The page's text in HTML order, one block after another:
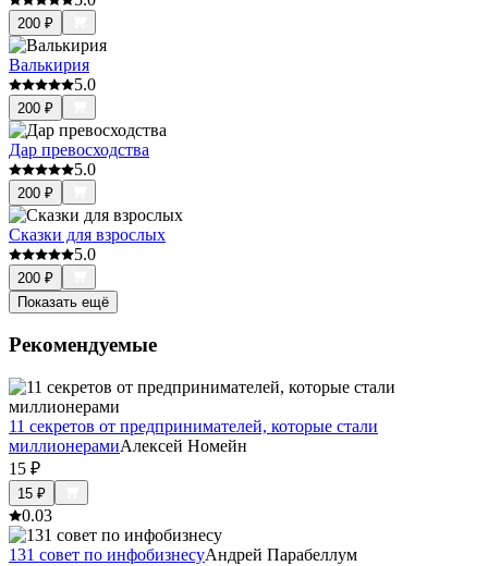
200 ₽
Валькирия
5.0
200 ₽
Дар превосходства
5.0
200 ₽
Сказки для взрослых
5.0
200 ₽
Показать ещё
Рекомендуемые
11 секретов от предпринимателей, которые стали
миллионерамиАлексей Номейн
15 ₽
15 ₽
0.03
131 совет по инфобизнесуАндрей Парабеллум